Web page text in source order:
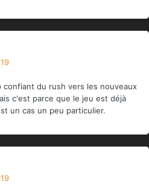
du rush vers les nouveaux
c'est parce que le jeu est déjà
un cas un peu particulier.